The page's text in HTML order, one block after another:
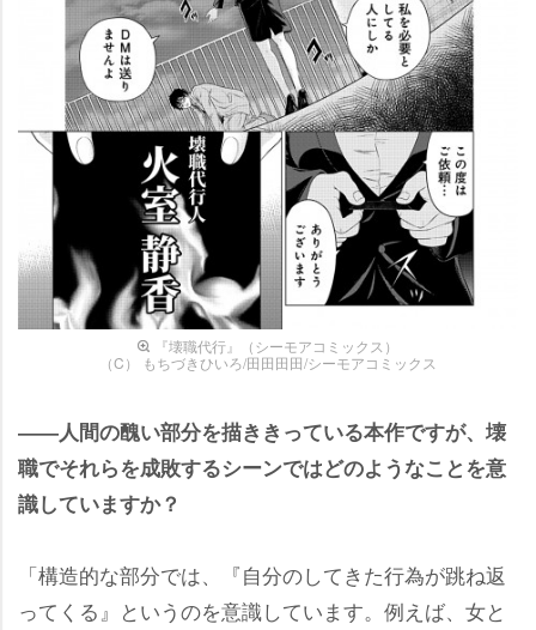
『壊職代行』（シーモアコミックス）
（C） もちづきひいろ/田田田田/シーモアコミックス
――人間の醜い部分を描ききっている本作ですが、壊
職でそれらを成敗するシーンではどのようなことを意
識していますか？
「構造的な部分では、『自分のしてきた行為が跳ね返
ってくる』というのを意識しています。例えば、女と